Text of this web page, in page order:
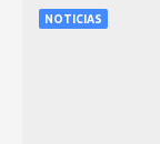
NOTICIAS